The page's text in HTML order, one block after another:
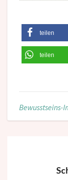
teilen
teilen
Bewusstseins-